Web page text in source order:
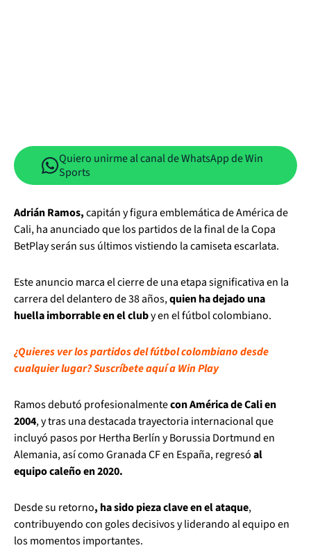
Quiero unirme al canal de WhatsApp de Win
Sports
Adrián Ramos,capitán y figura emblemática de América de
Cali, ha anunciado que los partidos de la final de la Copa
BetPlay serán sus últimos vistiendo la camiseta escarlata.
Este anuncio marca el cierre de una etapa significativa en la
carrera del delantero de 38 años,quien ha dejado una
huella imborrable en el cluby en el fútbol colombiano.
¿Quieres ver los partidos del fútbol colombiano desde
cualquier lugar? Suscríbete aquí a Win Play
Ramos debutó profesionalmentecon América de Cali en
2004, y tras una destacada trayectoria internacional que
incluyó pasos por Hertha Berlín y Borussia Dortmund en
Alemania, así como Granada CF en España, regresóal
equipo caleño en 2020.
Desde su retorno, ha sido pieza clave en el ataque,
contribuyendo con goles decisivos y liderando al equipo en
los momentos importantes.